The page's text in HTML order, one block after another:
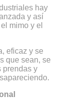
hay
y así
mimo y el
eficaz y se
que sean, se
prendas y